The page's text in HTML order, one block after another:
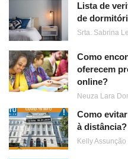
Lista de
de
Srta. Sabrina
Como
oferecem
online?
Neuza Lara
Como
à distância?
Kelly Assunção